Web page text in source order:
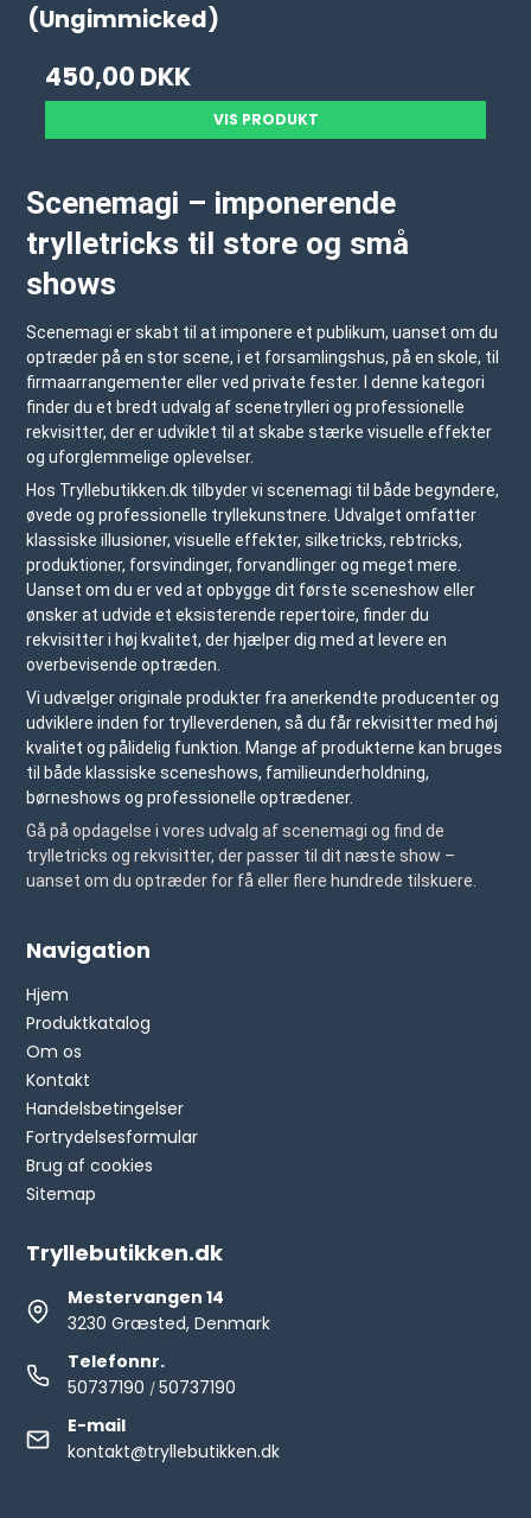
(Ungimmicked)
450,00 DKK
VIS PRODUKT
Scenemagi – imponerende
trylletricks til store og små
shows
Scenemagi er skabt til at imponere et publikum, uanset om du
optræder på en stor scene, i et forsamlingshus, på en skole, til
firmaarrangementer eller ved private fester. I denne kategori
finder du et bredt udvalg af scenetrylleri og professionelle
rekvisitter, der er udviklet til at skabe stærke visuelle effekter
og uforglemmelige oplevelser.
Hos Tryllebutikken.dk tilbyder vi scenemagi til både begyndere,
øvede og professionelle tryllekunstnere. Udvalget omfatter
klassiske illusioner, visuelle effekter, silketricks, rebtricks,
produktioner, forsvindinger, forvandlinger og meget mere.
Uanset om du er ved at opbygge dit første sceneshow eller
ønsker at udvide et eksisterende repertoire, finder du
rekvisitter i høj kvalitet, der hjælper dig med at levere en
overbevisende optræden.
Vi udvælger originale produkter fra anerkendte producenter og
udviklere inden for trylleverdenen, så du får rekvisitter med høj
kvalitet og pålidelig funktion. Mange af produkterne kan bruges
til både klassiske sceneshows, familieunderholdning,
børneshows og professionelle optrædener.
Gå på opdagelse i vores udvalg af scenemagi og find de
trylletricks og rekvisitter, der passer til dit næste show –
uanset om du optræder for få eller flere hundrede tilskuere.
Navigation
Hjem
Produktkatalog
Om os
Kontakt
Handelsbetingelser
Fortrydelsesformular
Brug af cookies
Sitemap
Tryllebutikken.dk
Mestervangen 14
3230 Græsted, Denmark
Telefonnr.
50737190 /50737190
E-mail
kontakt@tryllebutikken.dk